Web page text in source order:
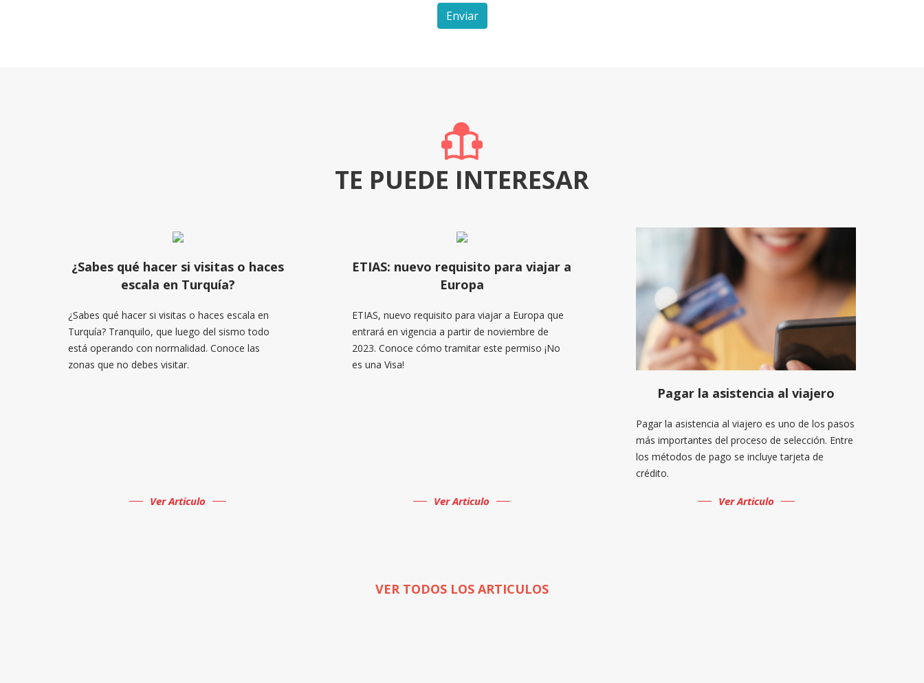
Enviar
TE PUEDE INTERESAR
¿Sabes qué hacer si visitas o haces
escala en Turquía?
¿Sabes qué hacer si visitas o haces escala en
Turquía? Tranquilo, que luego del sismo todo
está operando con normalidad. Conoce las
zonas que no debes visitar.
Ver Articulo
ETIAS: nuevo requisito para viajar a
Europa
ETIAS, nuevo requisito para viajar a Europa que
entrará en vigencia a partir de noviembre de
2023. Conoce cómo tramitar este permiso ¡No
es una Visa!
Ver Articulo
Pagar la asistencia al viajero
Pagar la asistencia al viajero es uno de los pasos
más importantes del proceso de selección. Entre
los métodos de pago se incluye tarjeta de
crédito.
Ver Articulo
VER TODOS LOS ARTICULOS